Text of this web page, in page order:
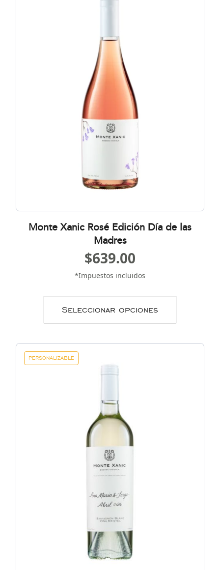
Monte Xanic Rosé Edición Día de las
Madres
$639.00
*Impuestos incluidos
Seleccionar opciones